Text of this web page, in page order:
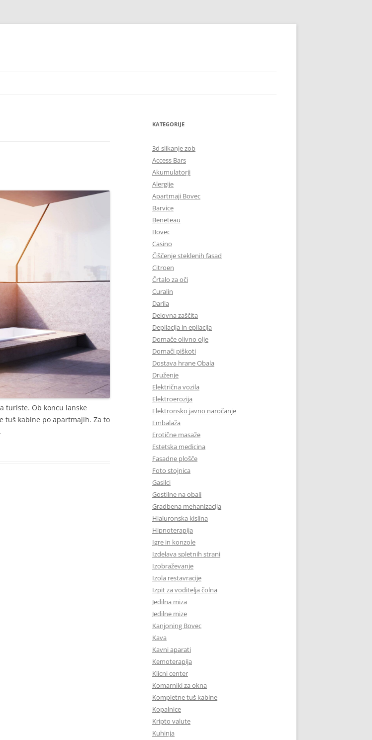
turiste. Ob koncu lanske
tuš kabine po apartmajih. Za to
KATEGORIJE
3d slikanje zob
Access Bars
Akumulatorji
Alergije
Apartmaji Bovec
Barvice
Beneteau
Bovec
Casino
Čiščenje steklenih fasad
Citroen
Črtalo za oči
Curalin
Darila
Delovna zaščita
Depilacija in epilacija
Domače olivno olje
Domači piškoti
Dostava hrane Obala
Druženje
Električna vozila
Elektroerozija
Elektronsko javno naročanje
Embalaža
Erotične masaže
Estetska medicina
Fasadne plošče
Foto stojnica
Gasilci
Gostilne na obali
Gradbena mehanizacija
Hialuronska kislina
Hipnoterapija
Igre in konzole
Izdelava spletnih strani
Izobraževanje
Izola restavracije
Izpit za voditelja čolna
Jedilna miza
Jedilne mize
Kanjoning Bovec
Kava
Kavni aparati
Kemoterapija
Klicni center
Komarniki za okna
Kompletne tuš kabine
Kopalnice
Kripto valute
Kuhinja